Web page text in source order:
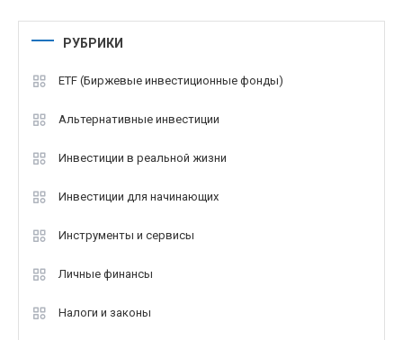
РУБРИКИ
ETF (Биржевые инвестиционные фонды)
Альтернативные инвестиции
Инвестиции в реальной жизни
Инвестиции для начинающих
Инструменты и сервисы
Личные финансы
Налоги и законы